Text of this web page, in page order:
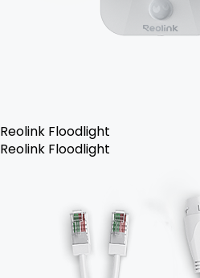
Reolink Floodlight
Reolink Floodlight